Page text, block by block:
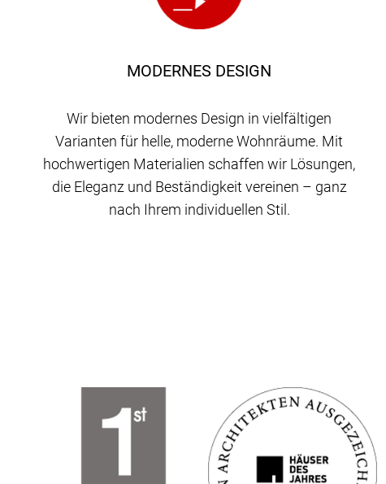
MODERNES DESIGN
Wir bieten modernes Design in vielfältigen
Varianten für helle, moderne Wohnräume. Mit
hochwertigen Materialien schaffen wir Lösungen,
die Eleganz und Beständigkeit vereinen – ganz
nach Ihrem individuellen Stil.